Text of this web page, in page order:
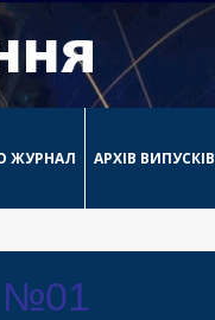
ЖУРНАЛ АРХІВ ВИПУСКІВ
№01